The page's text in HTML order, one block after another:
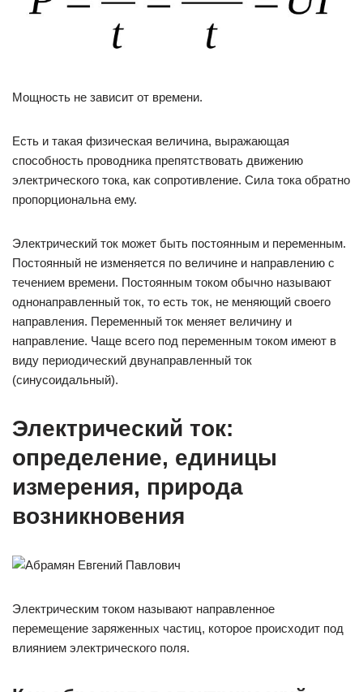
Мощность не зависит от времени.
Есть и такая физическая величина, выражающая
способность проводника препятствовать движению
электрического тока, как сопротивление. Сила тока обратно
пропорциональна ему.
Электрический ток может быть постоянным и переменным.
Постоянный не изменяется по величине и направлению с
течением времени. Постоянным током обычно называют
однонаправленный ток, то есть ток, не меняющий своего
направления. Переменный ток меняет величину и
направление. Чаще всего под переменным током имеют в
виду периодический двунаправленный ток
(синусоидальный).
Электрический ток:
определение, единицы
измерения, природа
возникновения
Электрическим током называют направленное
перемещение заряженных частиц, которое происходит под
влиянием электрического поля.